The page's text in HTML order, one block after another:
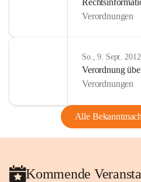
Verordnungen
So., 9. Sept. 2012
Verordnung
Verordnungen
Alle
Kommende